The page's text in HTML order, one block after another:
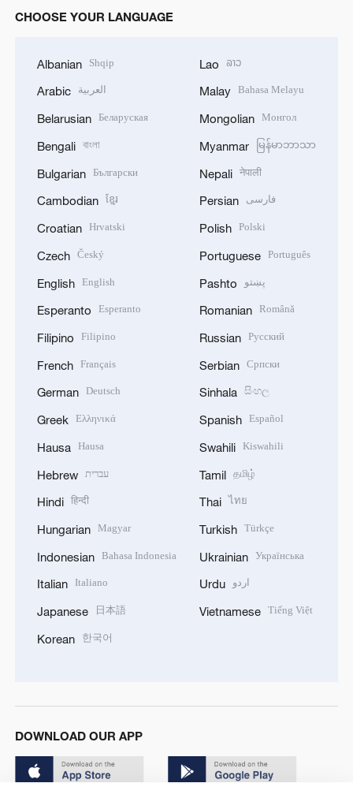
CHOOSE YOUR LANGUAGE
Albanian Shqip
Arabic العربية
Belarusian Беларуская
Bengali বাংলা
Bulgarian Български
Cambodian ខ្មែរ
Croatian Hrvatski
Czech Český
English English
Esperanto Esperanto
Filipino Filipino
French Français
German Deutsch
Greek Ελληνικά
Hausa Hausa
Hebrew עברית
Hindi हिन्दी
Hungarian Magyar
Indonesian Bahasa Indonesia
Italian Italiano
Japanese 日本語
Korean 한국어
Lao ລາວ
Malay Bahasa Melayu
Mongolian Монгол
Myanmar မြန်မာဘာသာ
Nepali नेपाली
Persian فارسی
Polish Polski
Portuguese Português
Pashto پښتو
Romanian Română
Russian Русский
Serbian Српски
Sinhala සිංහල
Spanish Español
Swahili Kiswahili
Tamil தமிழ்
Thai ไทย
Turkish Türkçe
Ukrainian Українська
Urdu اردو
Vietnamese Tiếng Việt
DOWNLOAD OUR APP